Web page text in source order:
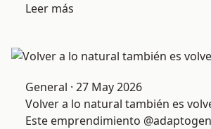
Leer más
General · 27 May 2026
Volver a lo natural también es
Este emprendimiento